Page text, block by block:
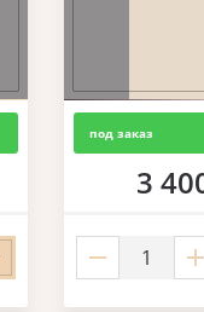
под заказ
3